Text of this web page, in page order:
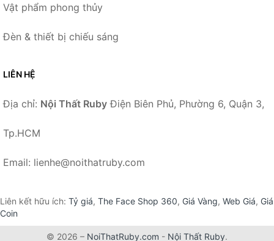
Vật phẩm phong thủy
Đèn & thiết bị chiếu sáng
LIÊN HỆ
Địa chỉ: Nội Thất Ruby Điện Biên Phủ, Phường 6, Quận 3,
Tp.HCM
Email: lienhe@noithatruby.com
Liên kết hữu ích: Tỷ giá, The Face Shop 360, Giá Vàng, Web Giá, Giá
Coin
© 2026 – NoiThatRuby.com - Nội Thất Ruby.